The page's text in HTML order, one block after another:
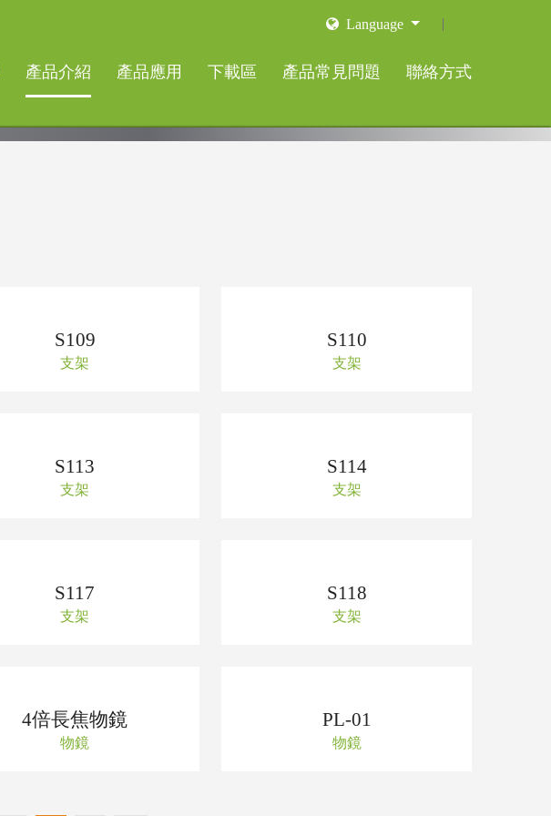
Language
產品介紹 產品應用 下載區 產品常見問題 聯絡方式
S109
支架
S110
支架
S113
支架
S114
支架
S117
支架
S118
支架
4倍長焦物鏡
物鏡
PL-01
物鏡